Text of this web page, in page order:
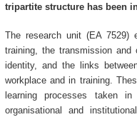
tripartite structure has been
The research unit (EA 7529)
training, the transmission
identity, and the links
workplace and in training.
learning processes taken
organisational and